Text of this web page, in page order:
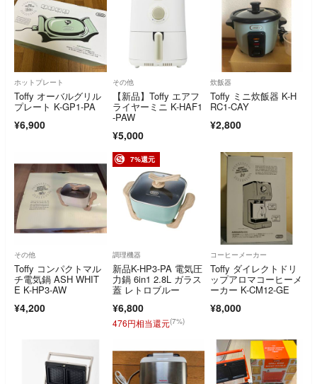
ホットプレート
Toffy オーバルグリル
プレート K-GP1-PA
¥6,900
その他
【新品】Toffy エアフ
ライヤーミニ K-HAF1
-PAW
¥5,000
炊飯器
Toffy ミニ炊飯器 K-H
RC1-CAY
¥2,800
その他
Toffy コンパクトマル
チ電気鍋 ASH WHIT
E K-HP3-AW
¥4,200
7%還元
調理機器
新品K-HP3-PA 電気圧
力鍋 6in1 2.8L ガラス
蓋 レトロブルー
¥6,800
476円相当還元(7%)
コーヒーメーカー
Toffy ダイレクトドリ
ップアロマコーヒーメ
ーカー K-CM12-GE
¥8,000